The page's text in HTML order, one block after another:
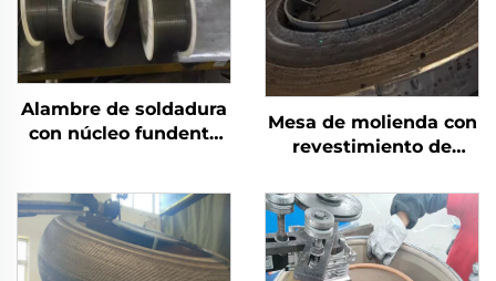
Alambre de soldadura
con núcleo fundente
Mesa de molienda con
revestimiento de
de cromo